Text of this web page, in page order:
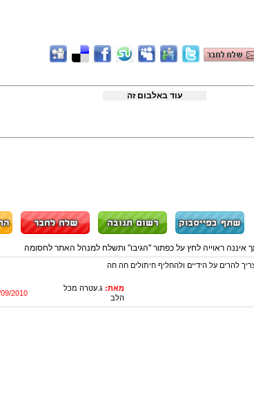
עוד באלבום זה
איננה ראוייה לחץ על כפתור "הגיבו" ותשלח למנהל האתר לחסומה
להרים על הידיים ולהחליף חיתולים חה חה
2010
מאת: ג.עטרה מכל
הלב